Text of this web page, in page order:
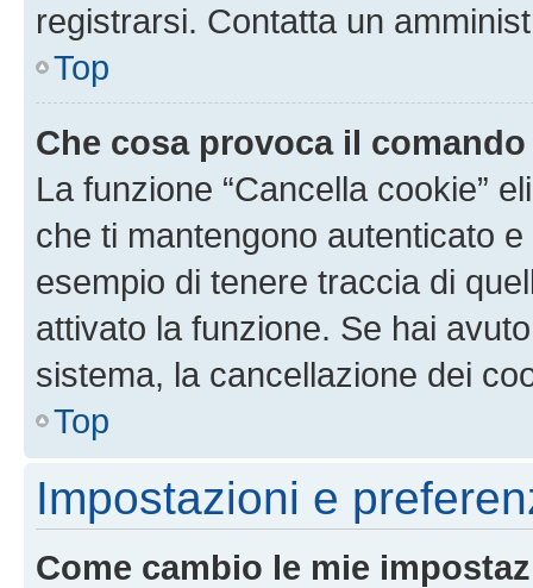
registrarsi. Contatta un
Top
Che cosa provoca il
La funzione “Cancella cookie”
che ti mantengono autenticato
esempio di tenere traccia di
attivato la funzione. Se hai
sistema, la cancellazione dei
Top
Impostazioni e
Come cambio le mie